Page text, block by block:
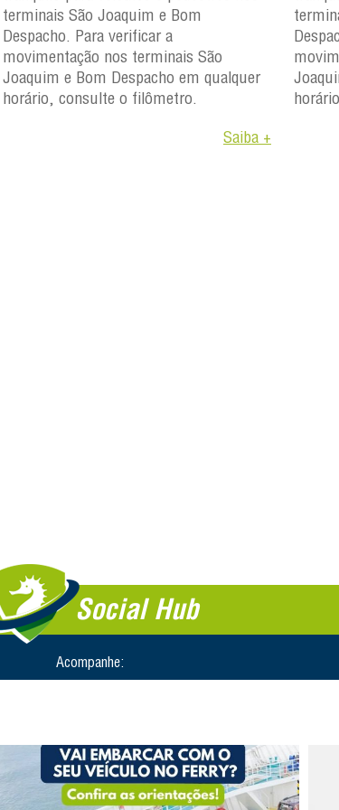
terminais São Joaquim e Bom
Despacho. Para verificar a
movimentação nos terminais São
Joaquim e Bom Despacho em qualquer
horário, consulte o filômetro.
Saiba +
Social Hub
Acompanhe: